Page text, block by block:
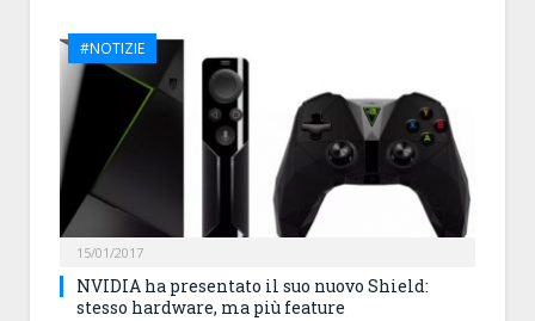
#NOTIZIE
15/01/2017
NVIDIA ha presentato il suo nuovo Shield:
stesso hardware, ma più feature